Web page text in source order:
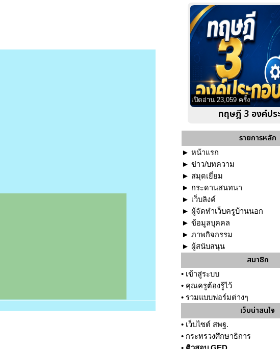
เปิดอ่าน 23,059 ครั้ง
ทฤษฎี 3 องค์ปร
รายการหลัก
► หน้าแรก
► ข่าว/บทความ
► สมุดเยี่ยม
► กระดานสนทนา
► เว็บลิงค์
► ผู้จัดทำเว็บครูบ้านนอก
► ข้อมูลบุคคล
► ภาพกิจกรรม
► ผู้สนับสนุน
สมาชิก
• เข้าสู่ระบบ
• คุณครูต้องรู้ไว้
• รวมแบบฟอร์มต่างๆ
เว็บน่าสนใจ
• เว็บไซต์ สพฐ.
• กระทรวงศึกษาธิการ